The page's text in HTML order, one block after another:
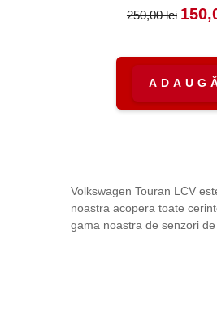
250,00lei
Volkswagen Touran LCV
noastra acopera toate
gama noastra de senzori